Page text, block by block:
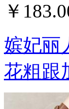
￥
嫔妃丽
花粗跟